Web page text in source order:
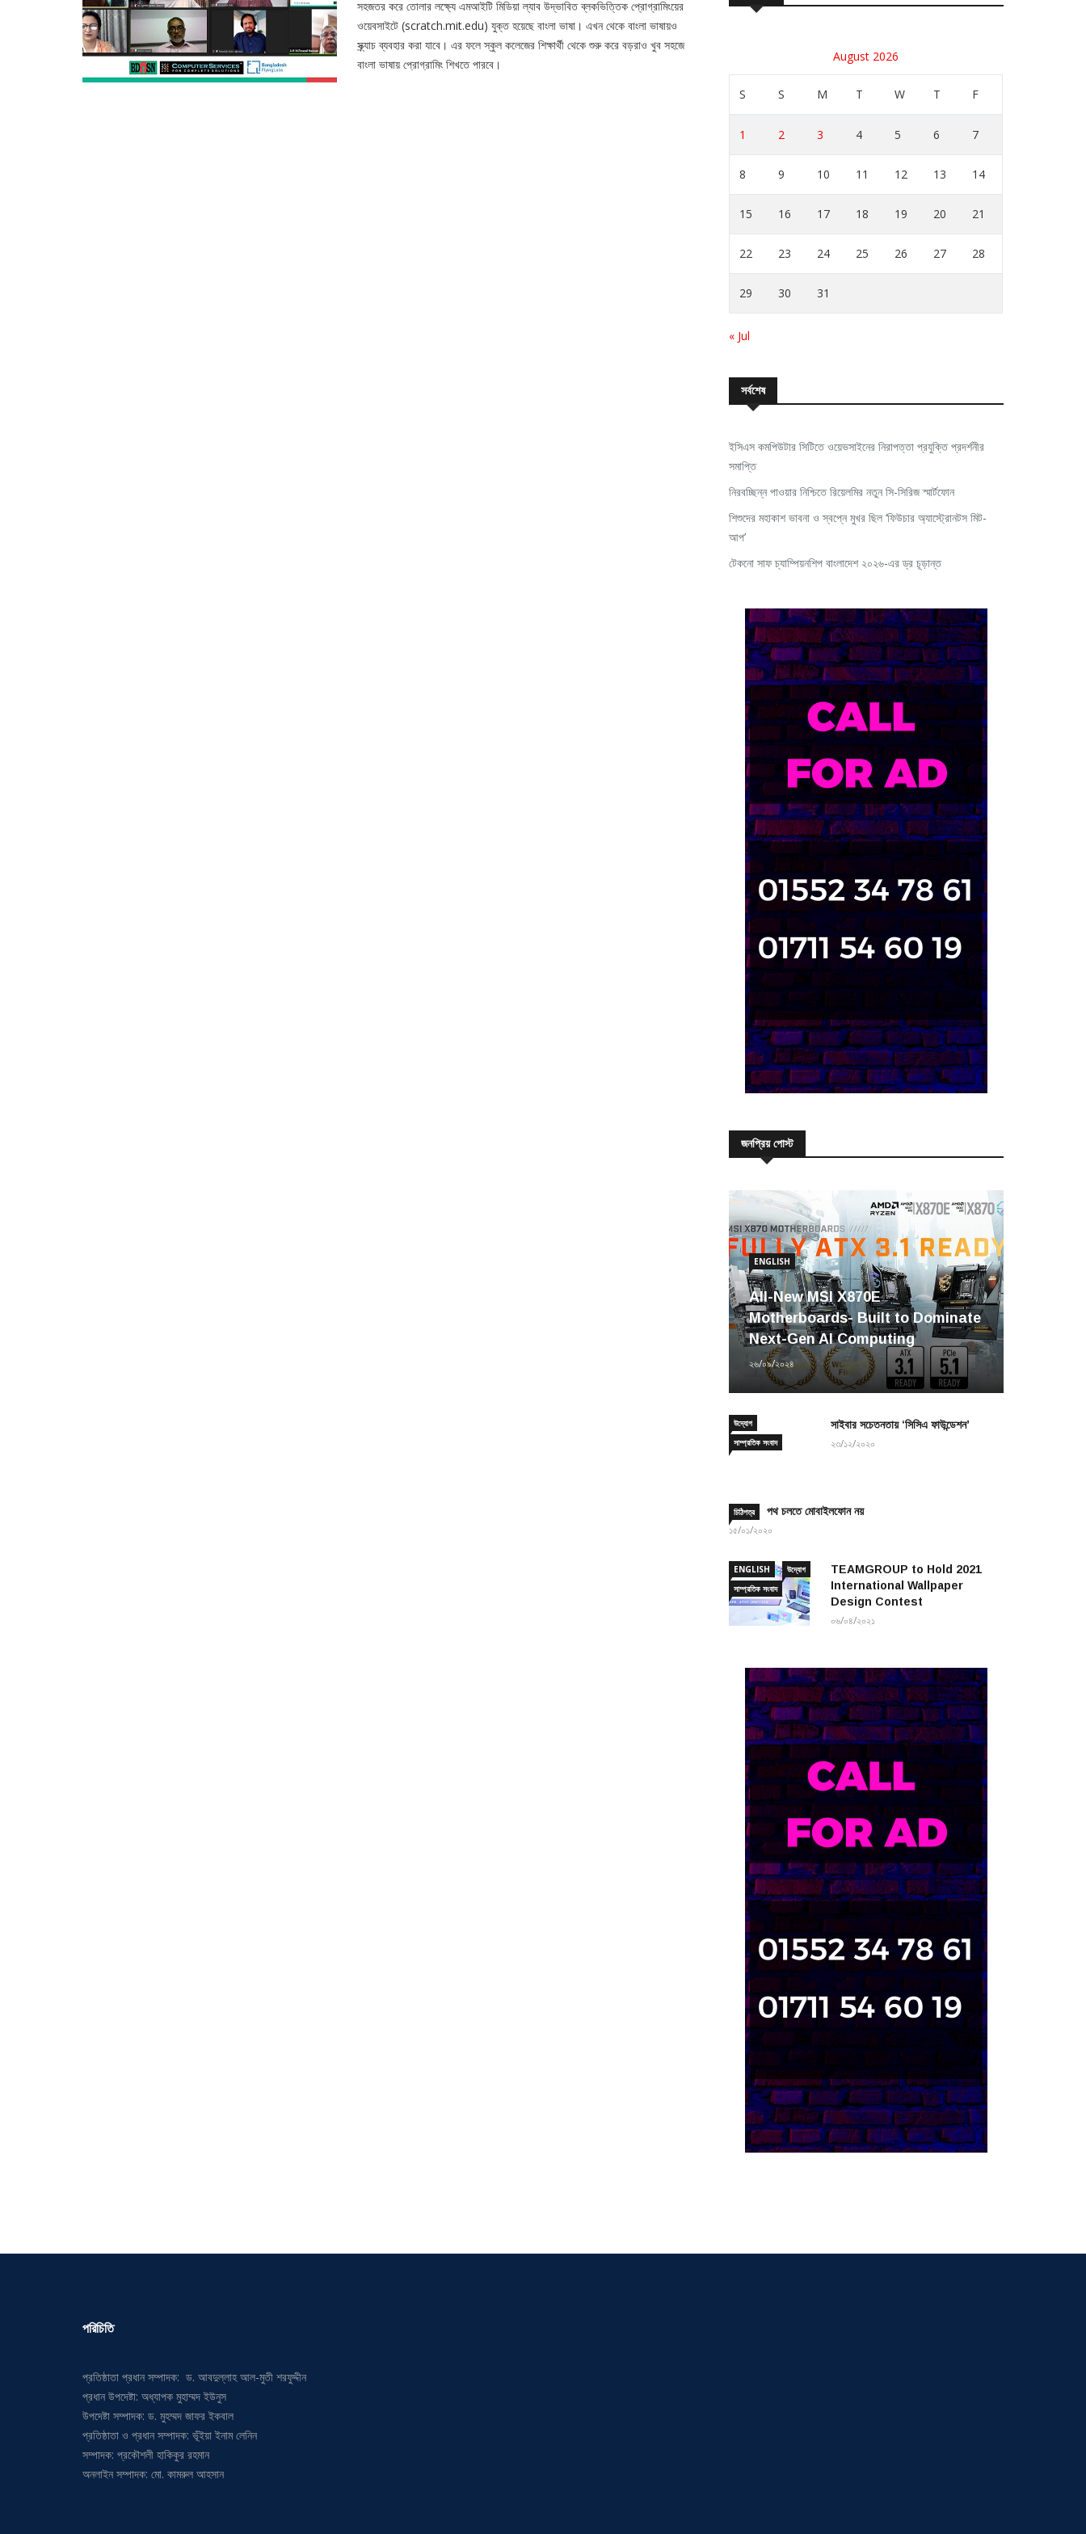
সহজতর করে তোলার লক্ষ্যে এমআইটি মিডিয়া ল্যাব উদ্ভাবিত ব্লকভিত্তিক প্রোগ্রামিংয়ের
ওয়েবসাইটে (scratch.mit.edu) যুক্ত হয়েছে বাংলা ভাষা। এখন থেকে বাংলা ভাষায়ও
স্ক্র্যাচ ব্যবহার করা যাবে। এর ফলে স্কুল কলেজের শিক্ষার্থী থেকে শুরু করে বড়রাও খুব সহজে
বাংলা ভাষায় প্রোগ্রামিং শিখতে পারবে।
August 2026
S S M T W T F
1 2 3 4 5 6 7
8 9 10 11 12 13 14
15 16 17 18 19 20 21
22 23 24 25 26 27 28
29 30 31
« Jul
সর্বশেষ
ইসিএস কমপিউটার সিটিতে ওয়েভসাইনের নিরাপত্তা প্রযুক্তি প্রদর্শনীর
সমাপ্তি
নিরবচ্ছিন্ন পাওয়ার নিশ্চিতে রিয়েলমির নতুন সি-সিরিজ স্মার্টফোন
শিশুদের মহাকাশ ভাবনা ও স্বপ্নে মুখর ছিল ‘ফিউচার অ্যাস্ট্রোনটস মিট-
আপ’
টেকনো সাফ চ্যাম্পিয়নশিপ বাংলাদেশ ২০২৬-এর ড্র চূড়ান্ত
জনপ্রিয় পোস্ট
ENGLISH
All-New MSI X870E
Motherboards- Built to Dominate
Next-Gen AI Computing
২৬/০৯/২০২৪
উদ্যোগ
সাম্প্রতিক সংবাদ
সাইবার সচেতনতায় ‘সিসিএ ফাউন্ডেশন’
২৩/১২/২০২০
চিঠিপত্র পথ চলতে মোবাইলফোন নয়
১৫/০১/২০২০
ENGLISH
উদ্যোগ
সাম্প্রতিক সংবাদ
TEAMGROUP to Hold 2021
International Wallpaper
Design Contest
০৬/০৪/২০২১
পরিচিতি
প্রতিষ্ঠাতা প্রধান সম্পাদক: ড. আবদুল্লাহ আল-মুতী শরফুদ্দীন
প্রধান উপদেষ্টা: অধ্যাপক মুহাম্মদ ইউনুস
উপদেষ্টা সম্পাদক: ড. মুহম্মদ জাফর ইকবাল
প্রতিষ্ঠাতা ও প্রধান সম্পাদক: ভূঁইয়া ইনাম লেনিন
সম্পাদক: প্রকৌশলী হাকিকুর রহমান
অনলাইন সম্পাদক: মো. কামরুল আহসান